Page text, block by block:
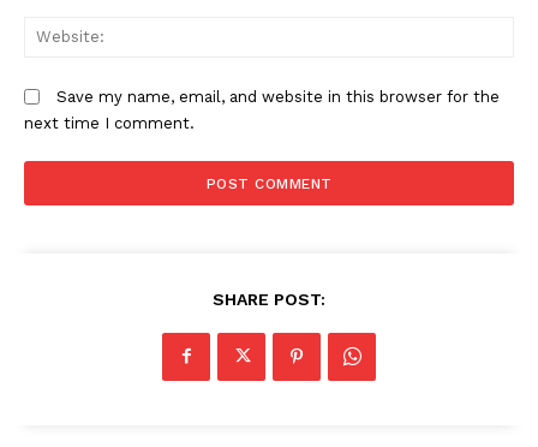
Save my name, email, and website in this browser for the
next time I comment.
SHARE POST: